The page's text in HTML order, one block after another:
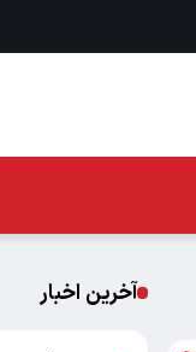
آخرین اخبار